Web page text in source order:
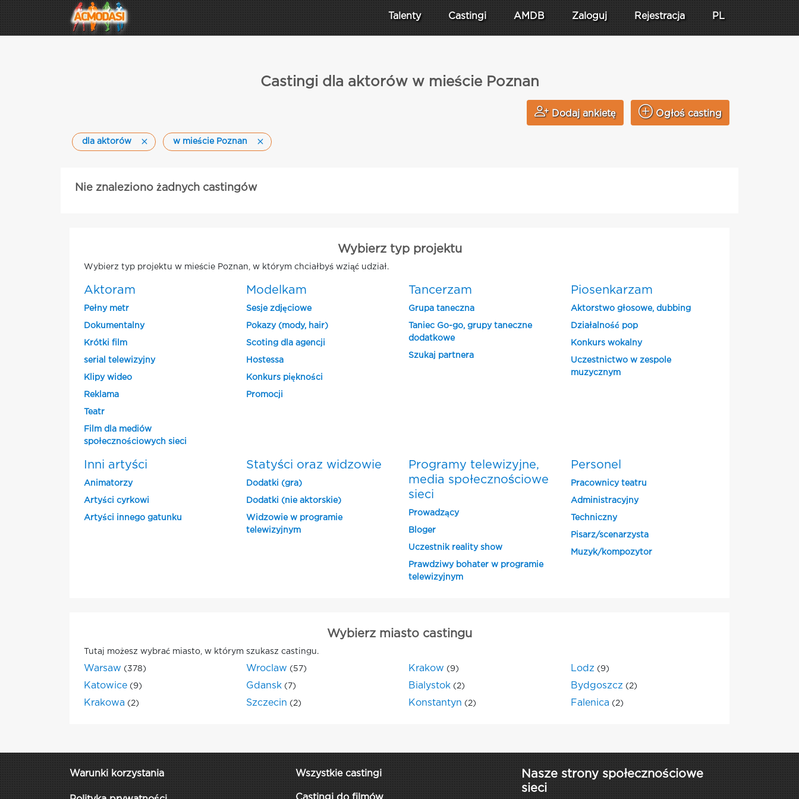
Talenty Castingi AMDB Zaloguj Rejestracja PL
Castingi dla aktorów w mieście Poznan
Dodaj ankietę Ogłoś casting
dla aktorów w mieście Poznan
Nie znaleziono żadnych castingów
Wybierz typ projektu
Wybierz typ projektu w mieście Poznan, w którym chciałbyś wziąć udział.
Aktoram
Pełny metr
Dokumentalny
Krótki film
serial telewizyjny
Klipy wideo
Reklama
Teatr
Film dla mediów
społecznościowych sieci
Modelkam
Sesje zdjęciowe
Pokazy (mody, hair)
Scoting dla agencji
Hostessa
Konkurs piękności
Promocji
Tancerzam
Grupa taneczna
Taniec Go-go, grupy taneczne
dodatkowe
Szukaj partnera
Piosenkarzam
Aktorstwo głosowe, dubbing
Działalność pop
Konkurs wokalny
Uczestnictwo w zespole
muzycznym
Inni artyści
Animatorzy
Artyści cyrkowi
Artyści innego gatunku
Statyści oraz widzowie
Dodatki (gra)
Dodatki (nie aktorskie)
Widzowie w programie
telewizyjnym
Programy telewizyjne,
media społecznościowe
sieci
Prowadzący
Bloger
Uczestnik reality show
Prawdziwy bohater w programie
telewizyjnym
Personel
Pracownicy teatru
Administracyjny
Techniczny
Pisarz/scenarzysta
Muzyk/kompozytor
Wybierz miasto castingu
Tutaj możesz wybrać miasto, w którym szukasz castingu.
Warsaw (378) Wroclaw (57) Krakow (9) Lodz (9)
Katowice (9) Gdansk (7) Bialystok (2) Bydgoszcz (2)
Krakowa (2) Szczecin (2) Konstantyn (2) Falenica (2)
Warunki korzystania Wszystkie castingi
Nasze strony społecznościowe
sieci